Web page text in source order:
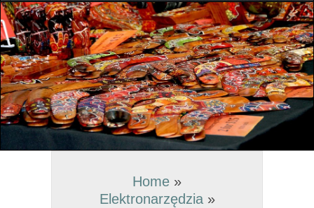
Home »
Elektronarzędzia»